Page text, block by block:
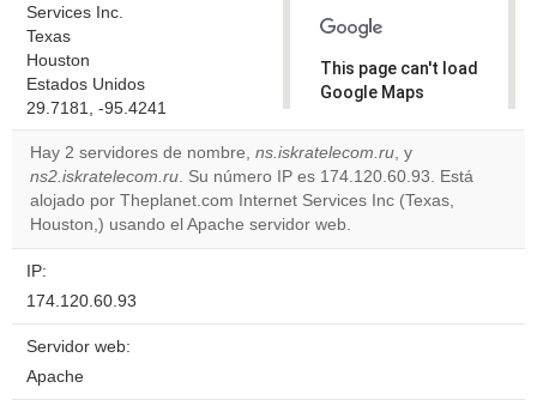
Services Inc.
Texas
Houston
Estados Unidos
29.7181, -95.4241
This page can't load
Google Maps
Do you
website?
OK
Hay 2 servidores de nombre, ns.iskratelecom.ru, y
ns2.iskratelecom.ru. Su número IP es 174.120.60.93. Está
alojado por Theplanet.com Internet Services Inc (Texas,
Houston,) usando el Apache servidor web.
IP:
174.120.60.93
Servidor web:
Apache